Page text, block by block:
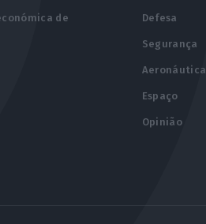
de
Defesa
Segurança
Aeronáutica
Espaço
Opinião